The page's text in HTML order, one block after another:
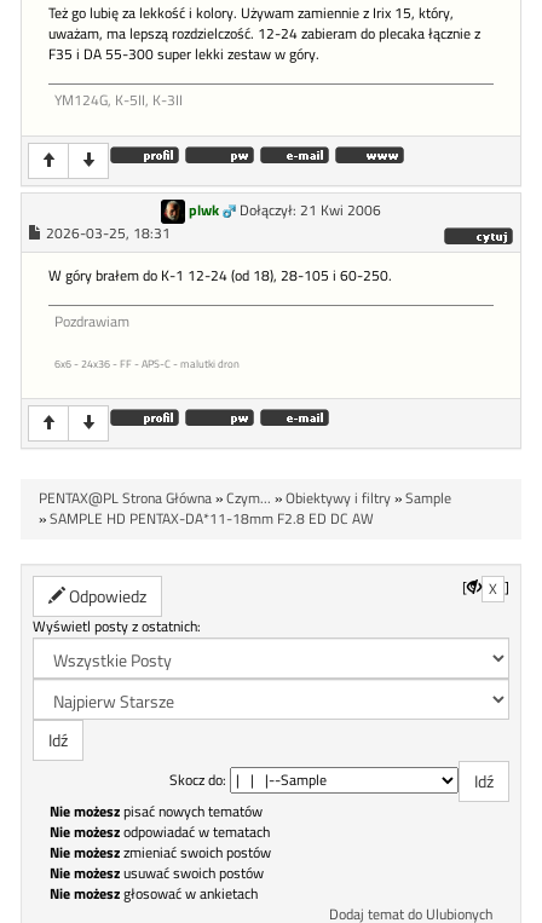
Też go lubię za lekkość i kolory. Używam zamiennie z Irix 15, który,
uważam, ma lepszą rozdzielczość. 12-24 zabieram do plecaka łącznie z
F35 i DA 55-300 super lekki zestaw w góry.
YM124G, K-5II, K-3II
plwk
Dołączył: 21 Kwi 2006
2026-03-25, 18:31
W góry brałem do K-1 12-24 (od 18), 28-105 i 60-250.
Pozdrawiam
6x6 - 24x36 - FF - APS-C - malutki dron
PENTAX@PL Strona Główna»Czym... »Obiektywy i filtry»Sample
»SAMPLE HD PENTAX-DA*11-18mm F2.8 ED DC AW
Odpowiedz [ X ]
Wyświetl posty z ostatnich:
Skocz do:
Nie możeszpisać nowych tematów
Nie możeszodpowiadać w tematach
Nie możeszzmieniać swoich postów
Nie możeszusuwać swoich postów
Nie możeszgłosować w ankietach
Dodaj temat do Ulubionych